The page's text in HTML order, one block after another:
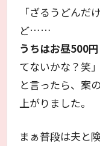
「ざるうどんだ
ど……
うちはお昼500円
てないかな？笑」
と言ったら、案
上がりました。
まぁ普段は夫と